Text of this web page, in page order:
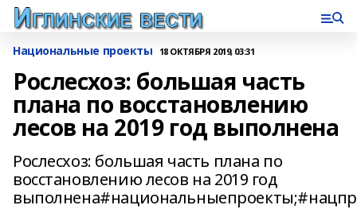
Национальные проекты 18 ОКТЯБРЯ 2019, 03:31
Рослесхоз: большая часть
плана по восстановлению
лесов на 2019 год выполнена
Рослесхоз: большая часть плана по
восстановлению лесов на 2019 год